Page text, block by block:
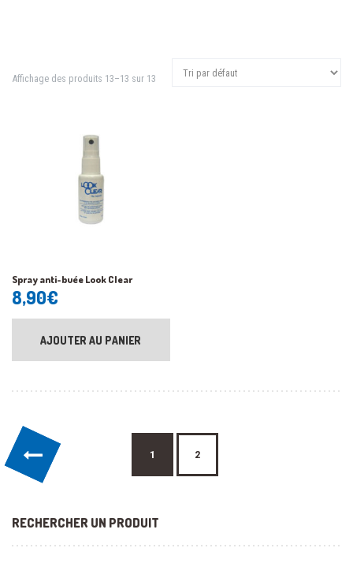
Affichage des produits 13–13 sur 13
Spray anti-buée Look Clear
8,90€
AJOUTER AU PANIER
← 1 2
RECHERCHER UN PRODUIT